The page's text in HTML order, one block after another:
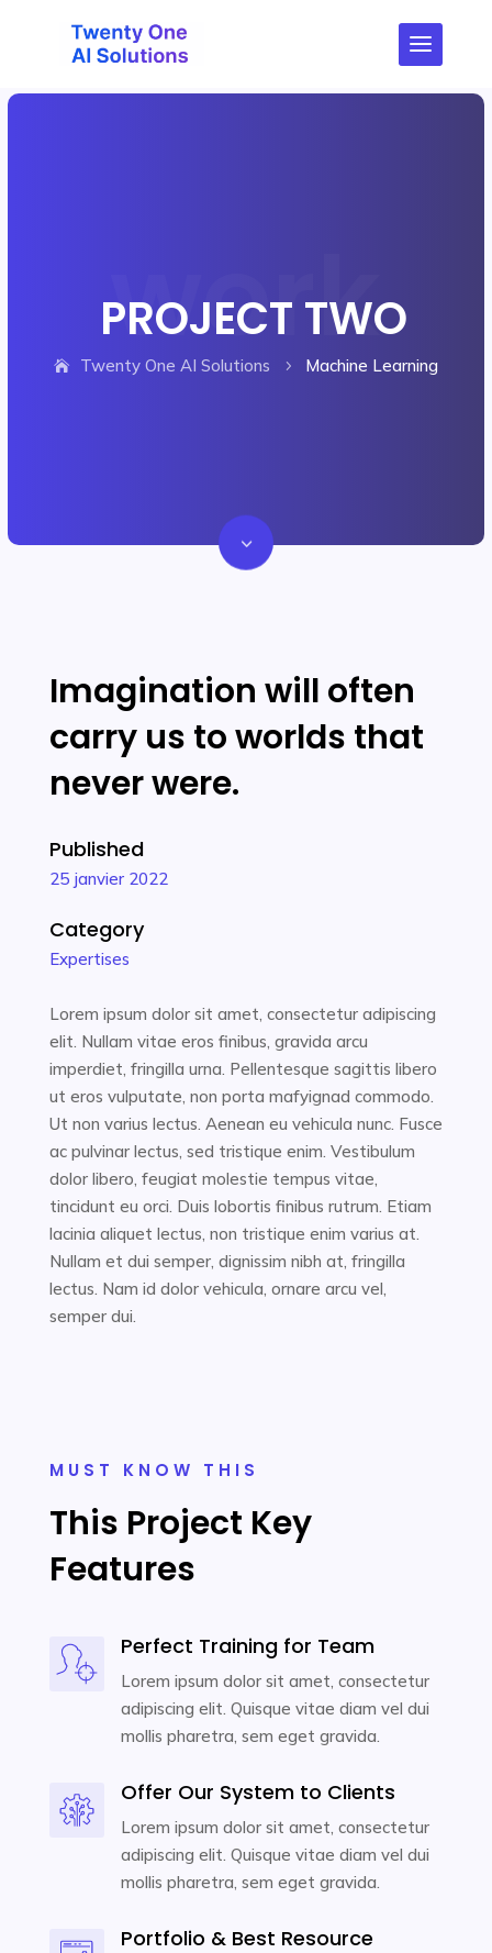
PROJECT TWO
Twenty One AI Solutions 5 Machine Learning
3
Imagination will often
carry us to worlds that
never were.
Published
25 janvier 2022
Category
Expertises
Lorem ipsum dolor sit amet, consectetur adipiscing
elit. Nullam vitae eros finibus, gravida arcu
imperdiet, fringilla urna. Pellentesque sagittis libero
ut eros vulputate, non porta mafyignad commodo.
Ut non varius lectus. Aenean eu vehicula nunc. Fusce
ac pulvinar lectus, sed tristique enim. Vestibulum
dolor libero, feugiat molestie tempus vitae,
tincidunt eu orci. Duis lobortis finibus rutrum. Etiam
lacinia aliquet lectus, non tristique enim varius at.
Nullam et dui semper, dignissim nibh at, fringilla
lectus. Nam id dolor vehicula, ornare arcu vel,
semper dui.
MUST KNOW THIS
This Project Key
Features
Perfect Training for Team
Lorem ipsum dolor sit amet, consectetur
adipiscing elit. Quisque vitae diam vel dui
mollis pharetra, sem eget gravida.
Offer Our System to Clients
Lorem ipsum dolor sit amet, consectetur
adipiscing elit. Quisque vitae diam vel dui
mollis pharetra, sem eget gravida.
Portfolio & Best Resource